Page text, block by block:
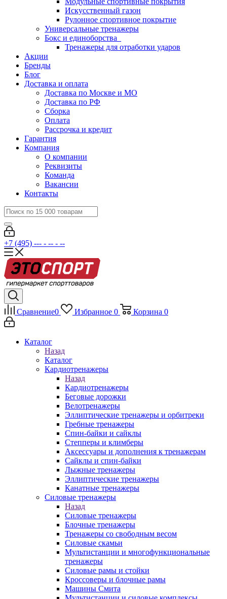
Искусственный газон
Рулонное спортивное покрытие
Универсальные тренажеры
Бокс и единоборства
Тренажеры для отработки ударов
Акции
Бренды
Блог
Доставка и оплата
Доставка по Москве и МО
Доставка по РФ
Сборка
Оплата
Рассрочка и кредит
Гарантия
Компания
О компании
Реквизиты
Команда
Вакансии
Контакты
+7 (495) --- - -- - --
Сравнение0 Избранное 0 Корзина 0
Каталог
Назад
Каталог
Кардиотренажеры
Назад
Кардиотренажеры
Беговые дорожки
Велотренажеры
Эллиптические тренажеры и орбитреки
Гребные тренажеры
Спин-байки и сайклы
Степперы и климберы
Аксессуары и дополнения к тренажерам
Сайклы и спин-байки
Лыжные тренажеры
Эллиптические тренажеры
Канатные тренажеры
Силовые тренажеры
Назад
Силовые тренажеры
Блочные тренажеры
Тренажеры со свободным весом
Силовые скамьи
Мультистанции и многофункциональные
тренажеры
Силовые рамы и стойки
Кроссоверы и блочные рамы
Машины Смита